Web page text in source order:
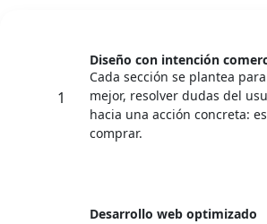
1
Diseño con intención
Cada sección se plantea
mejor, resolver dudas del
hacia una acción concreta:
comprar.
Desarrollo web optimizado